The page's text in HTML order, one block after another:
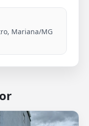
Mariana/MG